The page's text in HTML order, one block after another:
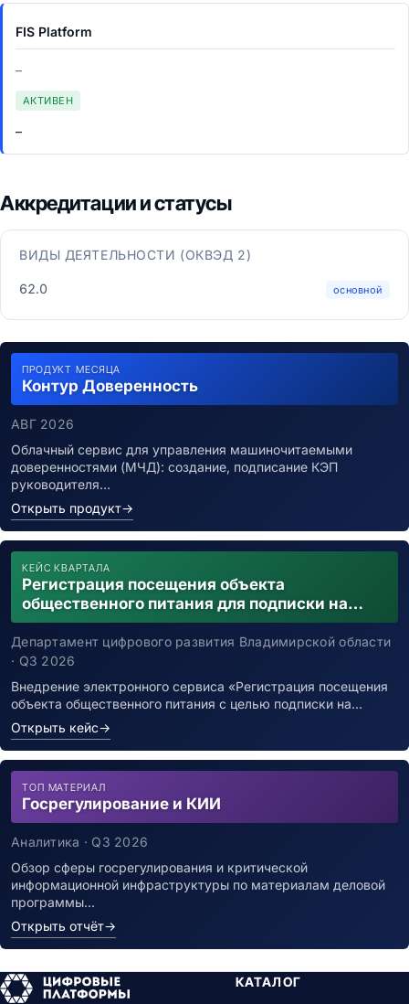
FIS Platform
–
АКТИВЕН
–
Аккредитации и статусы
ВИДЫ ДЕЯТЕЛЬНОСТИ (ОКВЭД 2)
62.0 основной
ПРОДУКТ МЕСЯЦА
Контур Доверенность
АВГ 2026
Облачный сервис для управления машиночитаемыми
доверенностями (МЧД): создание, подписание КЭП
руководителя…
Открыть продукт→
КЕЙС КВАРТАЛА
Регистрация посещения объекта
общественного питания для подписки на
уведомления о возможном контакте с
заболевшим новой коронавирусной
инфекцией
Департамент цифрового развития Владимирской области
· Q3 2026
Внедрение электронного сервиса «Регистрация посещения
объекта общественного питания с целью подписки на…
Открыть кейс→
ТОП МАТЕРИАЛ
Госрегулирование и КИИ
Аналитика · Q3 2026
Обзор сферы госрегулирования и критической
информационной инфраструктуры по материалам деловой
программы…
Открыть отчёт→
КАТАЛОГ